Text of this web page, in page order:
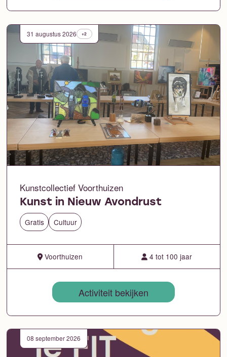
31 augustus 2026 +2
Kunstcollectief Voorthuizen
Kunst in Nieuw Avondrust
Gratis Cultuur
Voorthuizen 4 tot 100 jaar
Activiteit bekijken
08 september 2026